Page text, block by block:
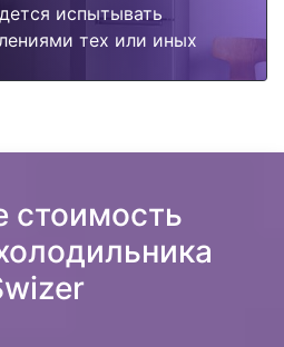
испытывать
тех или иных
стоимость